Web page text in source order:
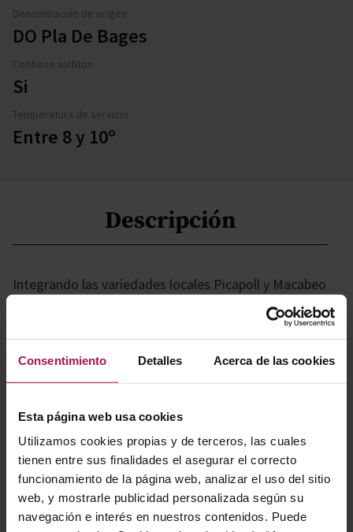
Consentimiento Detalles Acerca de las cookies
Esta página web usa cookies
Utilizamos cookies propias y de terceros, las cuales
tienen entre sus finalidades el asegurar el correcto
funcionamiento de la página web, analizar el uso del sitio
web, y mostrarle publicidad personalizada según su
navegación e interés en nuestros contenidos. Puede
Denominación de origen
DO Pla De Bages
Contiene sulfitos
Si
Temperatura de servicio
Entre 8 y 10º
Descripción
Integrando las variedades locales Picapoll y Macabeo
con las aclamadas Sauvignon Blanc y Chardonnay, el
vino blanco básico de Abadal ofrece una paleta
de la comarca del Bages.
Gastronomía